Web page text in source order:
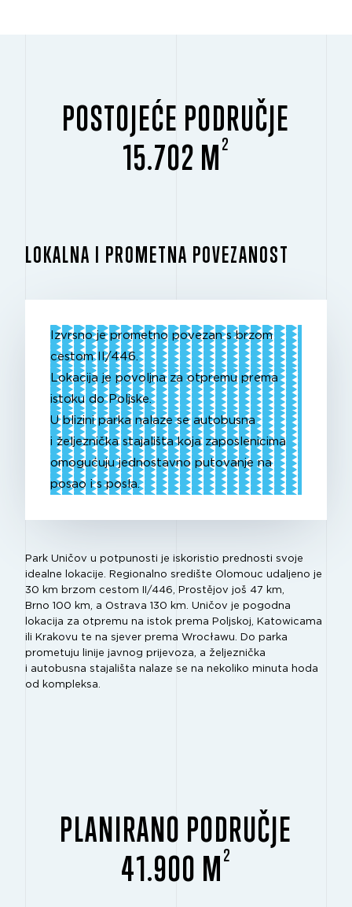
POSTOJEĆE PODRUČJE
15.702 M 2
LOKALNA I PROMETNA POVEZANOST
Izvrsno je prometno povezan s brzom
cestom II/446.
Lokacija je povoljna za otpremu prema
istoku do Poljske.
U blizini parka nalaze se autobusna
i željeznička stajališta koja zaposlenicima
omogućuju jednostavno putovanje na
posao i s posla.
Park Uničov u potpunosti je iskoristio prednosti svoje
idealne lokacije. Regionalno središte Olomouc udaljeno je
30 km brzom cestom II/446, Prostějov još 47 km,
Brno 100 km, a Ostrava 130 km. Uničov je pogodna
lokacija za otpremu na istok prema Poljskoj, Katowicama
ili Krakovu te na sjever prema Wrocławu. Do parka
prometuju linije javnog prijevoza, a željeznička
i autobusna stajališta nalaze se na nekoliko minuta hoda
od kompleksa.
PLANIRANO PODRUČJE
41.900 M 2